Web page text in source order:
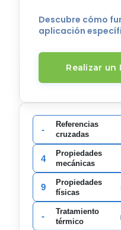
Descubre cómo
aplicación
Realizar un
-
Referencias
cruzadas
4
Propiedades
mecánicas
9
Propiedades
físicas
-
Tratamiento
térmico